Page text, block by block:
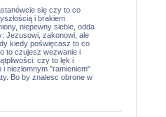
się czy to co
i brakiem
niepewny siebie, odda
Jezusowi, zakonowi, ale
kiedy poświęcasz to co
to czujesz wezwanie i
czy to lęk i
niezłomnym "ramieniem"
Bo by znalesc obrone w